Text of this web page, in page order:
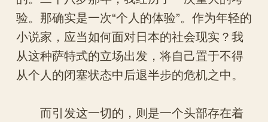
验。那确实是一次“个人的体验”。作为年轻的
小说家，应当如何面对日本的社会现实？我
从这种萨特式的立场出发，将自己置于不得
从个人的闭塞状态中后退半步的危机之中。
而引发这一切的，则是一个头部存在着